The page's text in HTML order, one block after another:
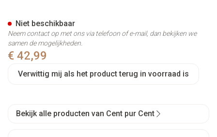
€ 42,99
Verwittig mij als het product terug in voorraad is
Niet beschikbaar
Neem contact op met ons via telefoon of e-mail, dan bekijken we
samen de mogelijkheden.
Bekijk alle producten van Cent pur Cent